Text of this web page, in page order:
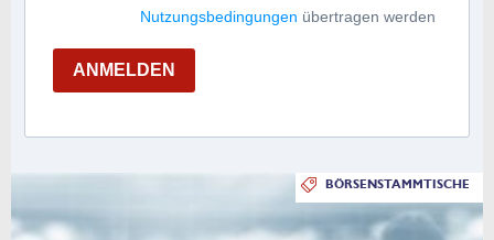
Nutzungsbedingungen übertragen werden
ANMELDEN
BÖRSENSTAMMTISCHE